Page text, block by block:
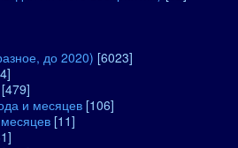
до 2020) [6023]
[479]
и месяцев [106]
[11]